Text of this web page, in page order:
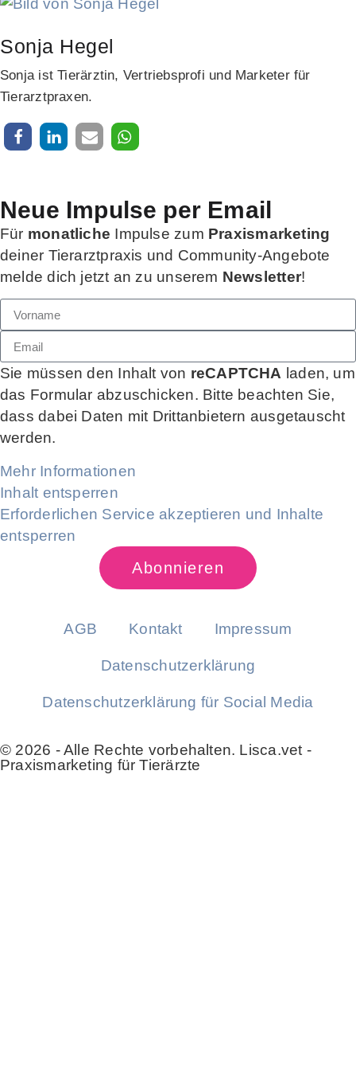
Sonja Hegel
Sonja ist Tierärztin, Vertriebsprofi und Marketer für
Tierarztpraxen.
Neue Impulse per Email
Für monatliche Impulse zum Praxismarketing
deiner Tierarztpraxis und Community-Angebote
melde dich jetzt an zu unserem Newsletter!
Sie müssen den Inhalt von reCAPTCHA laden, um
das Formular abzuschicken. Bitte beachten Sie,
dass dabei Daten mit Drittanbietern ausgetauscht
werden.
Mehr Informationen
Inhalt entsperren
Erforderlichen Service akzeptieren und Inhalte
entsperren
Abonnieren
AGB Kontakt Impressum
Datenschutzerklärung
Datenschutzerklärung für Social Media
© 2026 - Alle Rechte vorbehalten. Lisca.vet -
Praxismarketing für Tierärzte